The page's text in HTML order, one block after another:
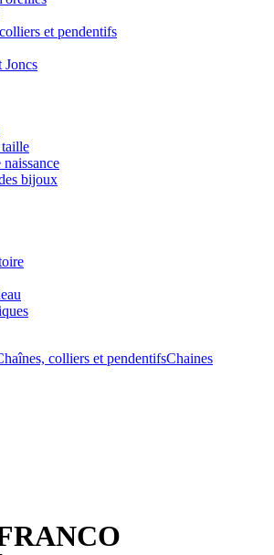
et pendentifs
Joncs
naissance
bijoux
colliers et pendentifsChaines